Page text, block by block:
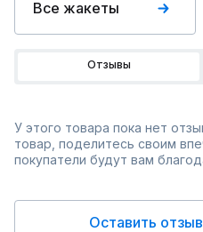
Все жакеты
Отзывы
У этого товара пока нет
товар, поделитесь своим
покупатели будут вам
Оставить отзыв